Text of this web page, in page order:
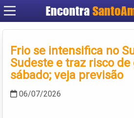
Encontra
Criar
Frio se intensifica no
Sudeste e traz risco
sábado; veja previsão
06/07/2026